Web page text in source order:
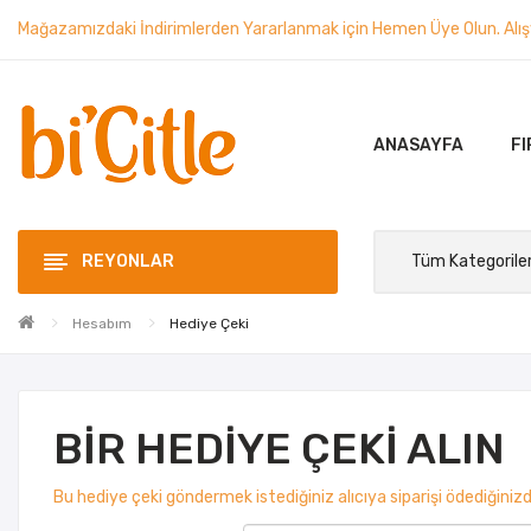
Mağazamızdaki İndirimlerden Yararlanmak için Hemen Üye Olun.
ANASAYFA
REYONLAR
Hesabım Hediye Çeki
BIR HEDIYE ÇEKI ALIN
Bu hediye çeki göndermek istediğiniz alıcıya siparişi